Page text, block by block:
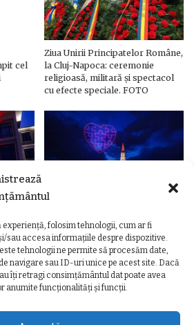
experiență, folosim tehnologii, cum ar fi
sau accesa informațiile despre dispozitive.
tehnologii ne permite să procesăm date,
navigare sau ID-uri unice pe acest site. Dacă
îți retragi consimțământul dat poate avea
anumite funcționalități și funcții.
cel
Ziua Unirii Principatelor Române,
la Cluj-Napoca: ceremonie
religioasă, militară și spectacol
cu efecte speciale. FOTO
Ziua Unirii la Cluj-Napoca.
Programul complet al
evenimentelor